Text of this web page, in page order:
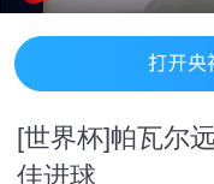
[世界杯]帕瓦尔
佳进球